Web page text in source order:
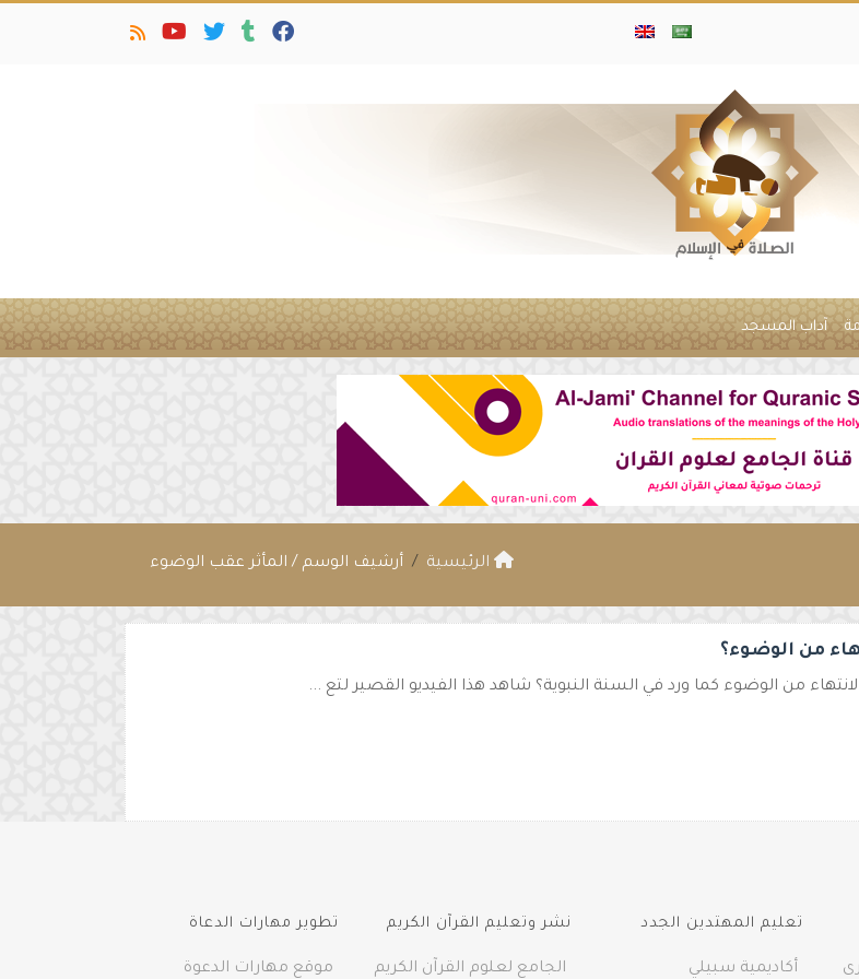
آداب المسجد
الرئيسية أرشيف الوسم / المأثر عقب الوضوء
من الوضوء؟
من الوضوء كما ورد في السنة النبوية؟ شاهد هذا الفيديو القصير لتع ...
تعليم المهتدين الجدد
أكاديمية سبيلي
نشر وتعليم القرآن الكريم
الجامع لعلوم القرآن الكريم
تطوير مهارات الدعاة
موقع مهارات الدعوة